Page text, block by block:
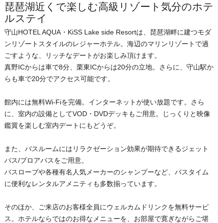
琵琶湖近くで楽しむ高級リゾート気分のホテ
ルステイ
守山HOTEL AQUA・KiSS Lake side Resortは、琵琶湖畔に建つモダ
ンリゾートスタイルのレジャーホテル。海辺のマリンリゾートで過
ごすような、リッチなデートがお楽しみ頂けます。
真野ICからは車で8分、栗東ICからは20分の立地。さらに、守山駅か
らも車で20分でアクセス可能です。
館内には無料Wi-Fiを完備。インターネットが使い放題です。さら
に、室内の設備としてVOD・DVDデッキもご用意。じっくりと映像
鑑賞を楽しむ室内デートにもどうぞ。
また、バスルームにはリラクゼーション効果が期待できるジェット
バス/ブロアバスをご用意。
バスローブや各種有名人気メーカーのシャンプーなど、バスタイム
に便利なレンタルアメニティも多数揃っています。
そのほか、ご来店のお客様全員にウェルカムドリンクを無料サービ
ス。ホテルならではのお得なメニューを、お部屋で寛ぎながらご堪